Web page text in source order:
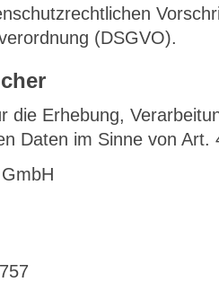
(DSGVO).
die Erhebung,
Daten im Sinne von Art.